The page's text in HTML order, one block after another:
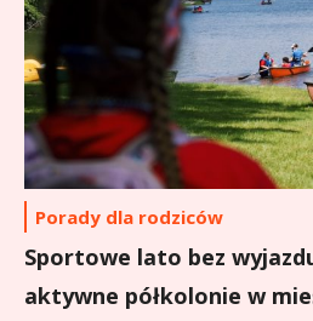
Porady dla rodziców
Sportowe lato bez
aktywne półkolonie w